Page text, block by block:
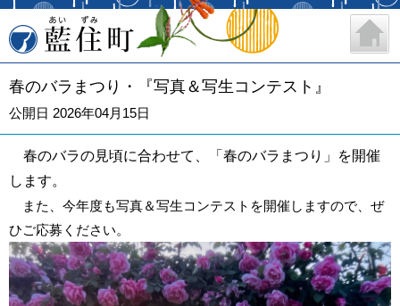
藍住町
春のバラまつり・『写真＆写生コンテスト』
公開日 2026年04月15日
春のバラの見頃に合わせて、「春のバラまつり」を開催
します。
また、今年度も写真＆写生コンテストを開催しますので、ぜ
ひご応募ください。